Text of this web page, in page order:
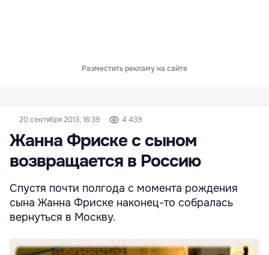
Разместить рекламу на сайте
20 сентября 2013, 16:39 4 439
Жанна Фриске с сыном
возвращается в Россию
Спустя почти полгода с момента рождения
сына Жанна Фриске наконец-то собралась
вернуться в Москву.